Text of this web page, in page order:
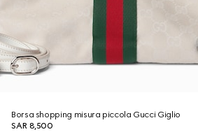
Borsa shopping misura piccola Gucci Giglio
SAR 8,500